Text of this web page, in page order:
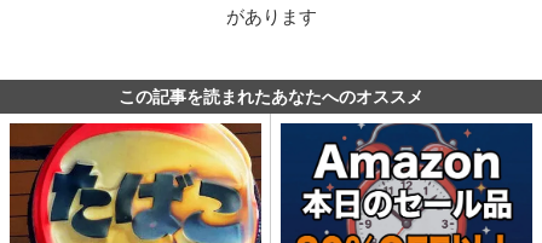
があります
この記事を読まれたあなたへのオススメ